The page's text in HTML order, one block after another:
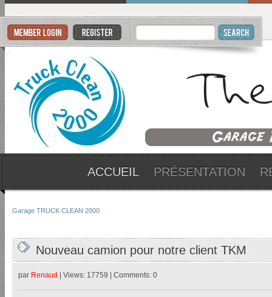
ACCUEIL PRÉSENTATION
Garage TRUCK CLEAN 2000
Nouveau camion pour notre client TKM
par Renaud | Views: 17759 | Comments: 0